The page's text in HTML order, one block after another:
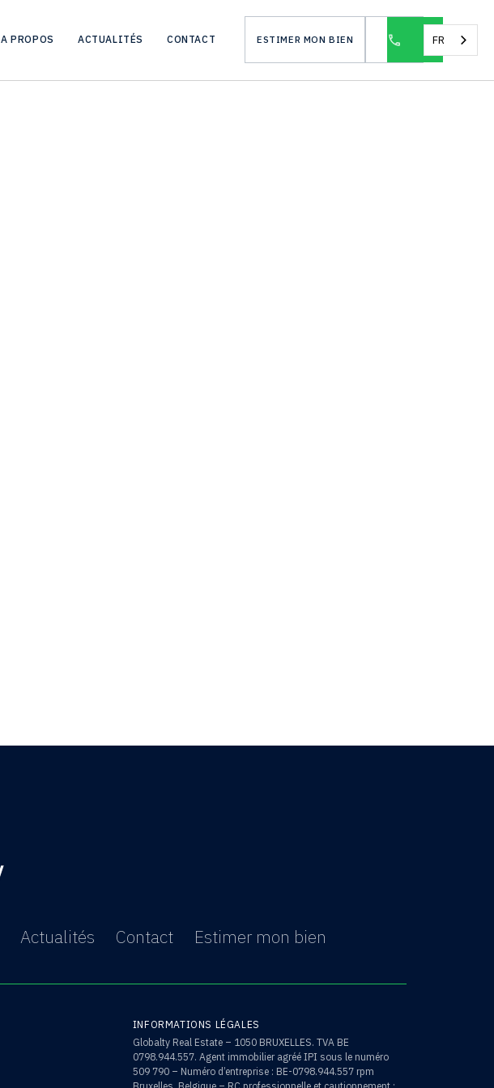
A PROPOS ACTUALITÉS CONTACT ESTIMER MON BIEN FR
Actualités Contact Estimer mon bien
INFORMATIONS LÉGALES
Globalty Real Estate – 1050 BRUXELLES. TVA BE
0798.944.557. Agent immobilier agréé IPI sous le numéro
509 790 – Numéro d’entreprise : BE-0798.944.557 rpm